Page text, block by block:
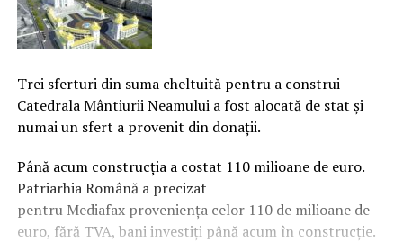
Trei sferturi din suma cheltuită pentru a construi
Catedrala Mântiurii Neamului a fost alocată de stat şi
numai un sfert a provenit din donaţii.
Până acum construcţia a costat 110 milioane de euro.
Patriarhia Română a precizat
pentru Mediafax provenienţa celor 110 de milioane de
euro, fără TVA, bani investiţi până acum în construcţie.